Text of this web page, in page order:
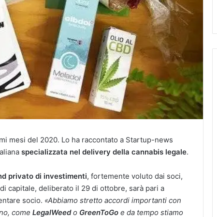
mesi del 2020. Lo ha raccontato a Startup-news
specializzata nel delivery della cannabis legale.
privato di investimenti, fortemente voluto dai soci,
capitale, deliberato il 29 di ottobre, sarà pari a
socio. «Abbiamo stretto accordi importanti con
come LegalWeedo GreenToGo e da tempo stiamo